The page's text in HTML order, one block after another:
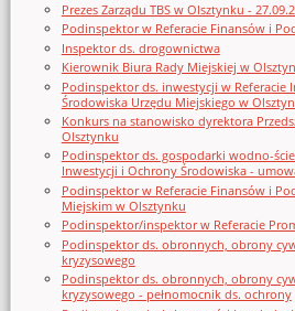
Prezes Zarządu TBS w Olsztynku -
Podinspektor w Referacie Finansów i
Inspektor ds. drogownictwa
Kierownik Biura Rady Miejskiej w
Podinspektor ds. inwestycji w Referacie
Środowiska Urzędu Miejskiego w
Konkurs na stanowisko dyrektora
Olsztynku
Podinspektor ds. gospodarki wodno-
Inwestycji i Ochrony Środowiska -
Podinspektor w Referacie Finansów i
Miejskim w Olsztynku
Podinspektor/inspektor w Referacie
Podinspektor ds. obronnych, obrony
kryzysowego
Podinspektor ds. obronnych, obrony
kryzysowego - pełnomocnik ds. ochrony